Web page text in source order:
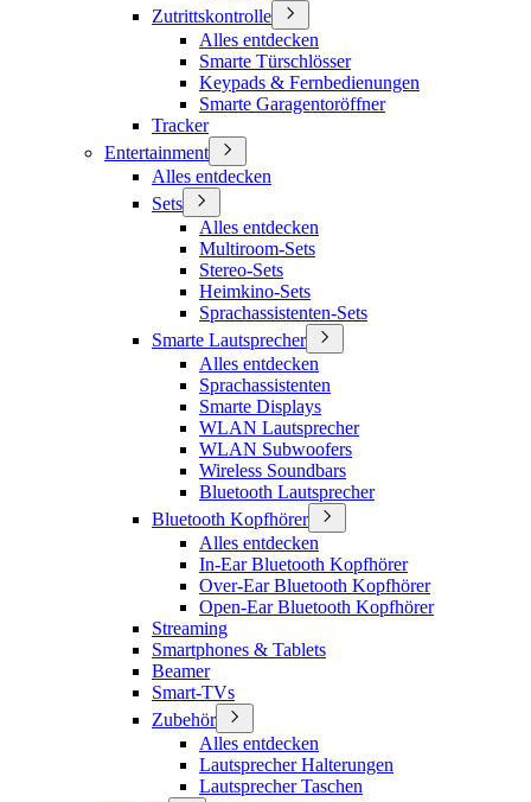
Zutrittskontrolle
Alles entdecken
Smarte Türschlösser
Keypads & Fernbedienungen
Smarte Garagentoröffner
Tracker
Entertainment
Alles entdecken
Sets
Alles entdecken
Multiroom-Sets
Stereo-Sets
Heimkino-Sets
Sprachassistenten-Sets
Smarte Lautsprecher
Alles entdecken
Sprachassistenten
Smarte Displays
WLAN Lautsprecher
WLAN Subwoofers
Wireless Soundbars
Bluetooth Lautsprecher
Bluetooth Kopfhörer
Alles entdecken
In-Ear Bluetooth Kopfhörer
Over-Ear Bluetooth Kopfhörer
Open-Ear Bluetooth Kopfhörer
Streaming
Smartphones & Tablets
Beamer
Smart-TVs
Zubehör
Alles entdecken
Lautsprecher Halterungen
Lautsprecher Taschen